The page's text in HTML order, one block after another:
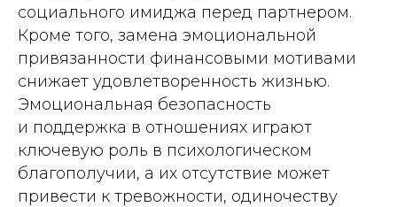
социального имиджа перед партнером.
Кроме того, замена эмоциональной
привязанности финансовыми мотивами
снижает удовлетворенность жизнью.
Эмоциональная безопасность
и поддержка в отношениях играют
ключевую роль в психологическом
благополучии, а их отсутствие может
привести к тревожности, одиночеству